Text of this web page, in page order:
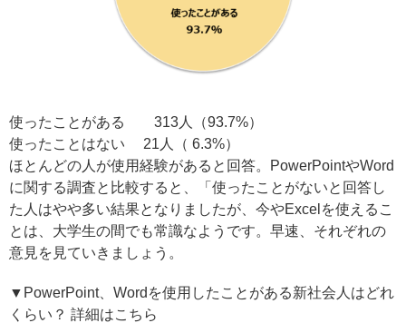
使ったことがある 313人（93.7%）
使ったことはない 21人（ 6.3%）
ほとんどの人が使用経験があると回答。PowerPointやWord
に関する調査と比較すると、「使ったことがないと回答し
た人はやや多い結果となりましたが、今やExcelを使えるこ
とは、大学生の間でも常識なようです。早速、それぞれの
意見を見ていきましょう。
▼PowerPoint、Wordを使用したことがある新社会人はどれ
くらい？ 詳細はこちら